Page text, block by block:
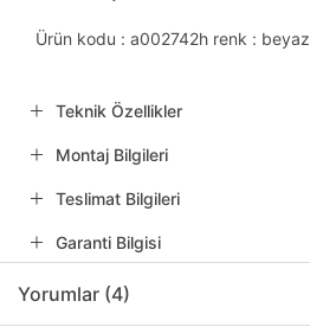
Ürün kodu : a002742h renk : beyaz
Teknik Özellikler
Montaj Bilgileri
Teslimat Bilgileri
Garanti Bilgisi
Yorumlar (4)